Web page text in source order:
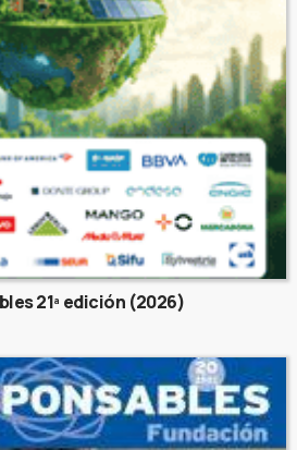
21ª edición (2026)